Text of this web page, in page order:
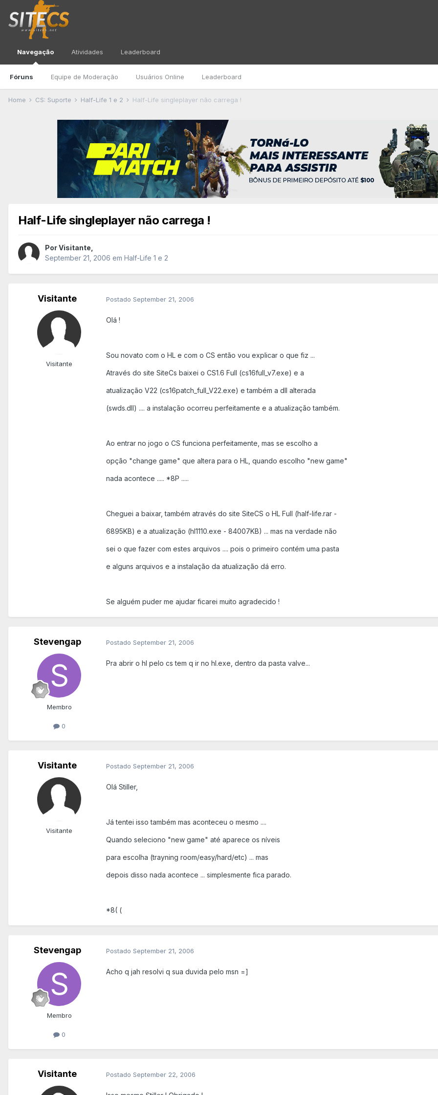
Navegação
Fóruns Equipe de Moderação Usuários Online Leaderboard
Atividades Leaderboard
Home CS: Suporte Half-Life 1 e 2 Half-Life singleplayer não carrega !
Half-Life singleplayer não carrega !
PorVisitante
September 21, 2006 em Half-Life 1 e 2
Visitante
Visitante
Postado September 21, 2006
Olá !
Sou novato com o HL e com o CS então vou explicar o que fiz ...
Através do site SiteCs baixei o CS1.6 Full (cs16full_v7.exe) e a
atualização V22 (cs16patch_full_V22.exe) e também a dll alterada
(swds.dll) .... a instalação ocorreu perfeitamente e a atualização também.
Ao entrar no jogo o CS funciona perfeitamente, mas se escolho a
opção "change game" que altera para o HL, quando escolho "new game"
nada acontece ..... *8P .....
Cheguei a baixar, também através do site SiteCS o HL Full (half-life.rar -
6895KB) e a atualização (hl1110.exe - 84007KB) ... mas na verdade não
sei o que fazer com estes arquivos .... pois o primeiro contém uma pasta
e alguns arquivos e a instalação da atualização dá erro.
Se alguém puder me ajudar ficarei muito agradecido !
Stevengap
Membro
0
Postado September 21, 2006
Pra abrir o hl pelo cs tem q ir no hl.exe, dentro da pasta valve...
Visitante
Visitante
Postado September 21, 2006
Olá Stiller,
Já tentei isso também mas aconteceu o mesmo ....
Quando seleciono "new game" até aparece os níveis
para escolha (trayning room/easy/hard/etc) ... mas
depois disso nada acontece ... simplesmente fica parado.
*8( (
Stevengap
Membro
0
Postado September 21, 2006
Acho q jah resolvi q sua duvida pelo msn =]
Visitante Postado September 22, 2006